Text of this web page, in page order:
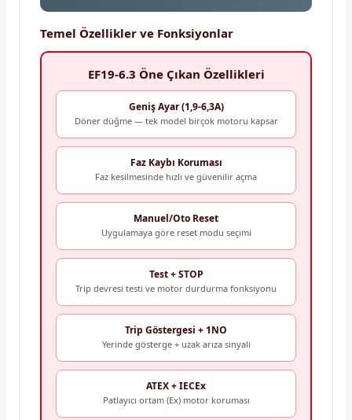
Temel Özellikler ve Fonksiyonlar
EF19-6.3 Öne Çıkan Özellikleri
Geniş Ayar (1,9-6,3A)
Döner düğme — tek model birçok motoru kapsar
Faz Kaybı Koruması
Faz kesilmesinde hızlı ve güvenilir açma
Manuel/Oto Reset
Uygulamaya göre reset modu seçimi
Test + STOP
Trip devresi testi ve motor durdurma fonksiyonu
Trip Göstergesi + 1NO
Yerinde gösterge + uzak arıza sinyali
ATEX + IECEx
Patlayıcı ortam (Ex) motor koruması